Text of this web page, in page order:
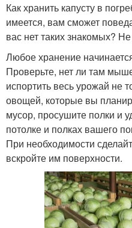
Как хранить капусту в
имеется, вам сможет
вас нет таких знакомых?
Любое хранение
Проверьте, нет ли там
испортить весь урожай не
овощей, которые вы
мусор, просушите полки и
потолке и полках вашего
При необходимости
вскройте им поверхности.